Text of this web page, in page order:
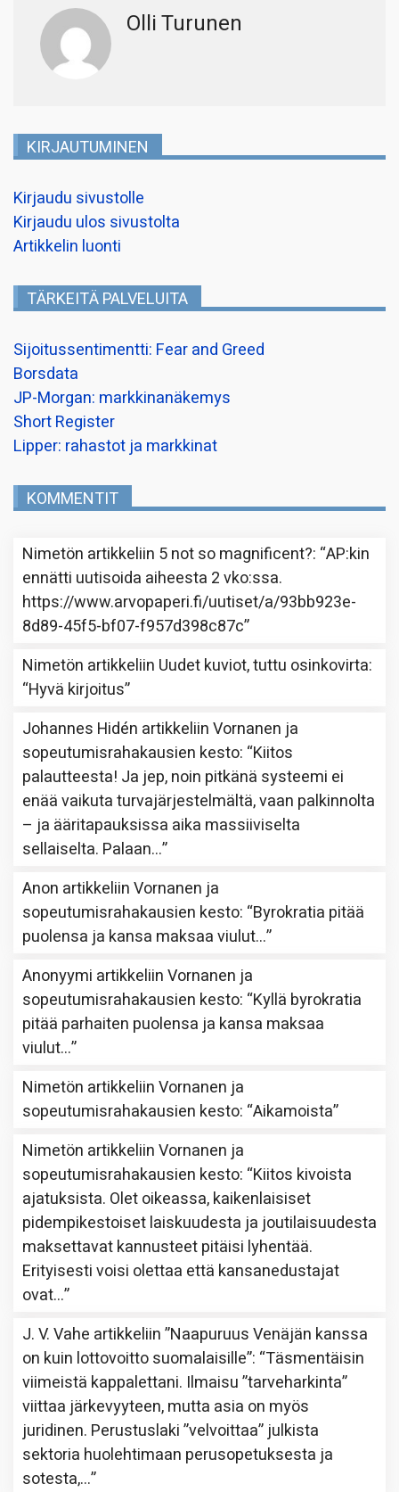
Olli Turunen
KIRJAUTUMINEN
Kirjaudu sivustolle
Kirjaudu ulos sivustolta
Artikkelin luonti
TÄRKEITÄ PALVELUITA
Sijoitussentimentti: Fear and Greed
Borsdata
JP-Morgan: markkinanäkemys
Short Register
Lipper: rahastot ja markkinat
KOMMENTIT
Nimetön artikkeliin 5 not so magnificent?: “AP:kin
ennätti uutisoida aiheesta 2 vko:ssa.
https://www.arvopaperi.fi/uutiset/a/93bb923e-
8d89-45f5-bf07-f957d398c87c”
Nimetön artikkeliin Uudet kuviot, tuttu osinkovirta:
“Hyvä kirjoitus”
Johannes Hidén artikkeliinVornanen ja
sopeutumisrahakausien kesto: “Kiitos
palautteesta! Ja jep, noin pitkänä systeemi ei
enää vaikuta turvajärjestelmältä, vaan palkinnolta
– ja ääritapauksissa aika massiiviselta
sellaiselta. Palaan…”
Anon artikkeliinVornanen ja
sopeutumisrahakausien kesto: “Byrokratia pitää
puolensa ja kansa maksaa viulut…”
Anonyymi artikkeliinVornanen ja
sopeutumisrahakausien kesto: “Kyllä byrokratia
pitää parhaiten puolensa ja kansa maksaa
viulut…”
Nimetön artikkeliinVornanen ja
sopeutumisrahakausien kesto: “Aikamoista”
Nimetön artikkeliinVornanen ja
sopeutumisrahakausien kesto: “Kiitos kivoista
ajatuksista. Olet oikeassa, kaikenlaisiset
pidempikestoiset laiskuudesta ja joutilaisuudesta
maksettavat kannusteet pitäisi lyhentää.
Erityisesti voisi olettaa että kansanedustajat
ovat…”
J. V. Vahe artikkeliin”Naapuruus Venäjän kanssa
on kuin lottovoitto suomalaisille”: “Täsmentäisin
viimeistä kappalettani. Ilmaisu ”tarveharkinta”
viittaa järkevyyteen, mutta asia on myös
juridinen. Perustuslaki ”velvoittaa” julkista
sektoria huolehtimaan perusopetuksesta ja
sotesta,…”